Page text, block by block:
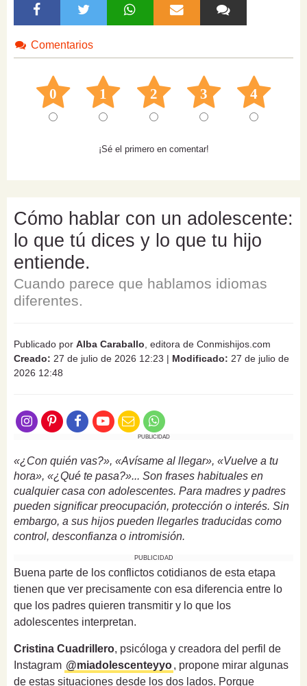
Comentarios
0 1 2 3 4
¡Sé el primero en comentar!
Cómo hablar con un adolescente:
lo que tú dices y lo que tu hijo
entiende.
Cuando parece que hablamos idiomas
diferentes.
Publicado por Alba Caraballo , editora de Conmishijos.com
Creado: 27 de julio de 2026 12:23 | Modificado: 27 de julio de
2026 12:48
PUBLICIDAD
«¿Con quién vas?», «Avísame al llegar», «Vuelve a tu
hora», «¿Qué te pasa?»... Son frases habituales en
cualquier casa con adolescentes. Para madres y padres
pueden significar preocupación, protección o interés. Sin
embargo, a sus hijos pueden llegarles traducidas como
control, desconfianza o intromisión.
PUBLICIDAD
Buena parte de los conflictos cotidianos de esta etapa
tienen que ver precisamente con esa diferencia entre lo
que los padres quieren transmitir y lo que los
adolescentes interpretan.
Cristina Cuadrillero, psicóloga y creadora del perfil de
Instagram @miadolescenteyyo, propone mirar algunas
de estas situaciones desde los dos lados. Porque